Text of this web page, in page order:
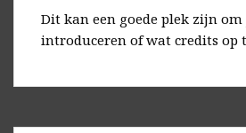
Dit kan een goede plek zijn
introduceren of wat credits op